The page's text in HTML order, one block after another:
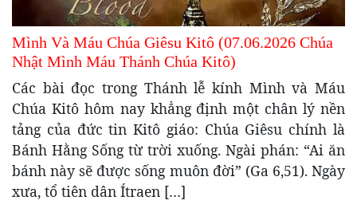
Mình Và Máu Chúa Giêsu Kitô (07.06.2026 Chúa
Nhật Mình Máu Thánh Chúa Kitô)
Các bài đọc trong Thánh lễ kính Mình và Máu
Chúa Kitô hôm nay khẳng định một chân lý nền
tảng của đức tin Kitô giáo: Chúa Giêsu chính là
Bánh Hằng Sống từ trời xuống. Ngài phán: “Ai ăn
bánh này sẽ được sống muôn đời” (Ga 6,51). Ngày
xưa, tổ tiên dân Ítraen […]